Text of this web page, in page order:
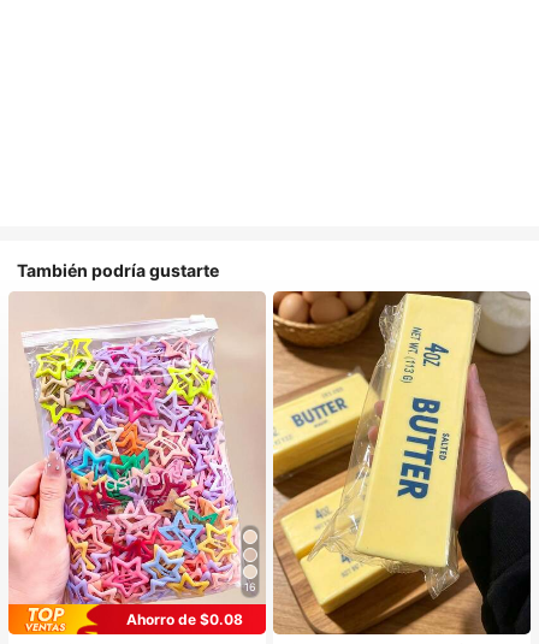
También podría gustarte
16
Ahorro de $0.08